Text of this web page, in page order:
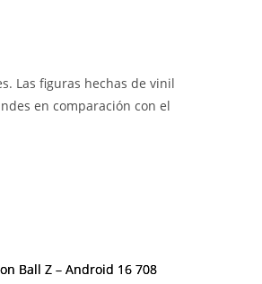
Las figuras hechas de vinil
en comparación con el